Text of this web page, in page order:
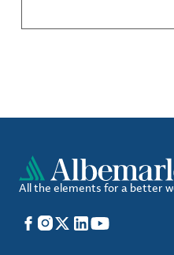
kompozit-anyag
All the elements for a better
Facebook
Instagram
X LinkedIn
YouTube